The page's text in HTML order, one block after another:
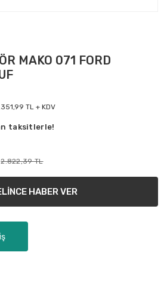
MAKO 071 FORD
TL + KDV
taksitlerle!
2.822,39 TL
HABER VER